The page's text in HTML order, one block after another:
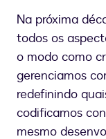
Na próxima
todos os
o modo como
gerenciamos
redefinindo
codificamos
mesmo